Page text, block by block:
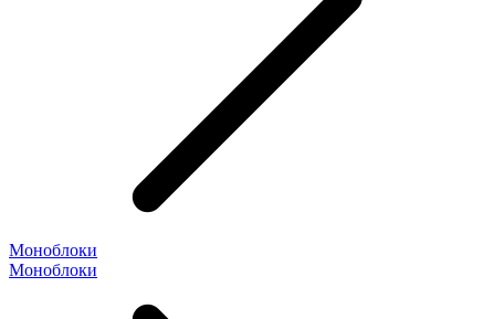
Моноблоки
Моноблоки